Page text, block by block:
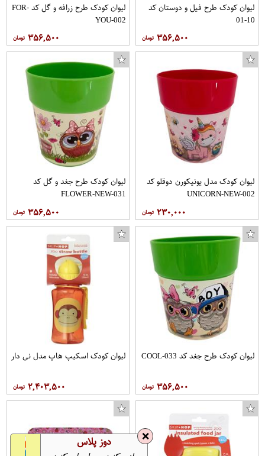
لیوان کودک طرح فیل و دوستان کد
10-01
۳۵۶,۵۰۰
لیوان کودک طرح زرافه و گل کد FOR-
YOU-002
۳۵۶,۵۰۰
لیوان کودک مدل یونیکورن دوقلو کد
UNICORN-NEW-002
۲۳۰,۰۰۰
لیوان کودک طرح جغد و گل کد
FLOWER-NEW-031
۳۵۶,۵۰۰
لیوان کودک طرح جغد کد COOL-033
۳۵۶,۵۰۰
لیوان کودک اسکیپ هاپ مدل نی دار
۲,۴۰۳,۵۰۰
❌ دوز پلاس